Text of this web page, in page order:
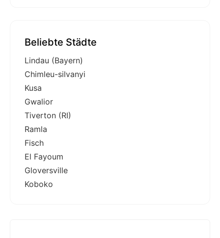
Beliebte Städte
Lindau (Bayern)
Chimleu-silvanyi
Kusa
Gwalior
Tiverton (RI)
Ramla
Fisch
El Fayoum
Gloversville
Koboko